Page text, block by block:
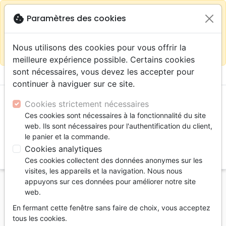
Continuer sur le site France close
warningSelon votre
localisation (États-
sur la boutique La Maison de la Bible Suisse
menu shopping_cart
Accueil Auteurs Lannurien Gaël
Gaël Lannurien
cookie Paramètres des cookies
Nous utilisons des cookies pour vous offrir la
meilleure expérience possible. Certains cookies
sont nécessaires, vous devez les accepter pour
continuer à naviguer sur ce site.
Cookies strictement nécessaires
Ces cookies sont nécessaires à la fonctionnalité du site
web. Ils sont nécessaires pour l'authentification du client,
le panier et la commande.
Cookies analytiques
Ces cookies collectent des données anonymes sur les
visites, les appareils et la navigation. Nous nous
appuyons sur ces données pour améliorer notre site
web.
En fermant cette fenêtre sans faire de choix, vous acceptez
tous les cookies.